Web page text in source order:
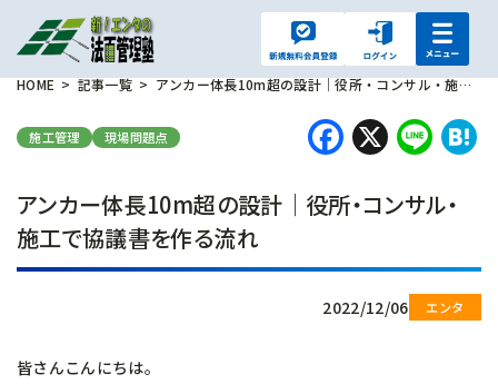
HOME 記事一覧 アンカー体長10m超の設計｜役所・コンサル・施工で協議書を作る流れ
施工管理 現場問題点 X
アンカー体長10m超の設計｜役所・コンサル・
施工で協議書を作る流れ
2022/12/06
皆さんこんにちは。